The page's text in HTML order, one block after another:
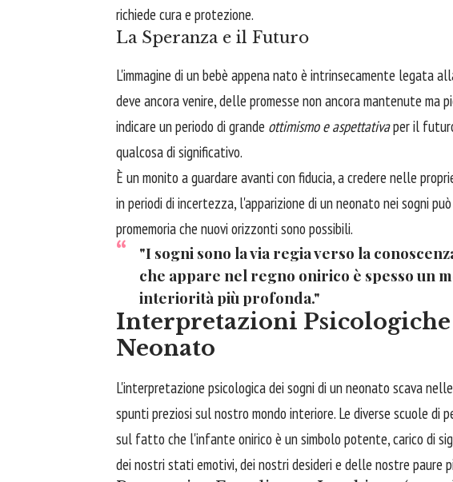
richiede cura e protezione.
La Speranza e il Futuro
L'immagine di un bebè appena nato è intrinsecamente legata
deve ancora venire, delle promesse non ancora mantenute ma
indicare un periodo di grande ottimismo e aspettativaper il
qualcosa di significativo.
È un monito a guardare avanti con fiducia, a credere nelle
in periodi di incertezza, l'apparizione di un neonato nei sogni
promemoria che nuovi orizzonti sono possibili.
"I sogni sono la via regia verso la
che appare nel regno onirico è spesso un
interiorità più profonda."
Interpretazioni Psicologiche
Neonato
L'interpretazione psicologica dei sogni di un neonato scava
spunti preziosi sul nostro mondo interiore. Le diverse scuole di
sul fatto che l'infante onirico è un simbolo potente, carico di
dei nostri stati emotivi, dei nostri desideri e delle nostre paure